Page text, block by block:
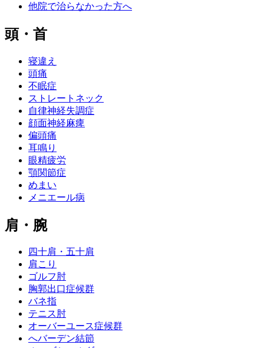
他院で治らなかった方へ
頭・首
寝違え
頭痛
不眠症
ストレートネック
自律神経失調症
顔面神経麻痺
偏頭痛
耳鳴り
眼精疲労
顎関節症
めまい
メニエール病
肩・腕
四十肩・五十肩
肩こり
ゴルフ肘
胸郭出口症候群
バネ指
テニス肘
オーバーユース症候群
へバーデン結節